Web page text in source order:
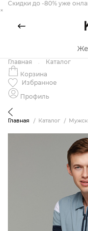
Скидки до -80% уже
×
Главная
Каталог
Корзина
Избранное
Профиль
Главная Каталог